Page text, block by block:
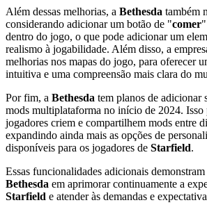
Além dessas melhorias, a Bethesda também
considerando adicionar um botão de "comer
dentro do jogo, o que pode adicionar um
realismo à jogabilidade. Além disso, a
melhorias nos mapas do jogo, para oferecer
intuitiva e uma compreensão mais clara do
Por fim, a Bethesda tem planos de adicionar
mods multiplataforma no início de 2024. Isso
jogadores criem e compartilhem mods entre
expandindo ainda mais as opções de
disponíveis para os jogadores de Starfield.
Essas funcionalidades adicionais
Bethesda em aprimorar continuamente a
Starfield e atender às demandas e